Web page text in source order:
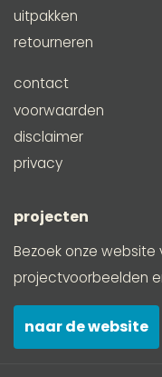
uitpakken
retourneren
contact
voorwaarden
disclaimer
privacy
projecten
Bezoek onze
projectvoorbeelden
naar de website